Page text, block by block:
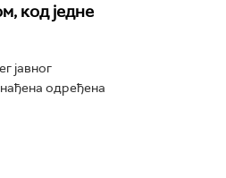
код једне
јавног
одређена